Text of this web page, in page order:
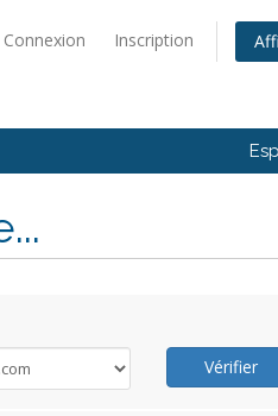
Connexion Inscription
Vérifier